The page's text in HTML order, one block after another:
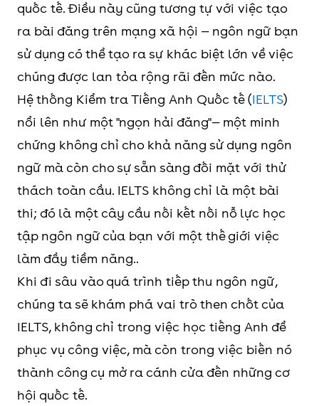
quốc tế. Điều này cũng tương tự với việc tạo
ra bài đăng trên mạng xã hội — ngôn ngữ bạn
sử dụng có thể tạo ra sự khác biệt lớn về việc
chúng được lan tỏa rộng rãi đến mức nào.
Hệ thống Kiểm tra Tiếng Anh Quốc tế (IELTS)
nổi lên như một "ngọn hải đăng"— một minh
chứng không chỉ cho khả năng sử dụng ngôn
ngữ mà còn cho sự sẵn sàng đối mặt với thử
thách toàn cầu. IELTS không chỉ là một bài
thi; đó là một cây cầu nối kết nối nỗ lực học
tập ngôn ngữ của bạn với một thế giới việc
làm đầy tiềm năng..
Khi đi sâu vào quá trình tiếp thu ngôn ngữ,
chúng ta sẽ khám phá vai trò then chốt của
IELTS, không chỉ trong việc học tiếng Anh để
phục vụ công việc, mà còn trong việc biến nó
thành công cụ mở ra cánh cửa đến những cơ
hội quốc tế.